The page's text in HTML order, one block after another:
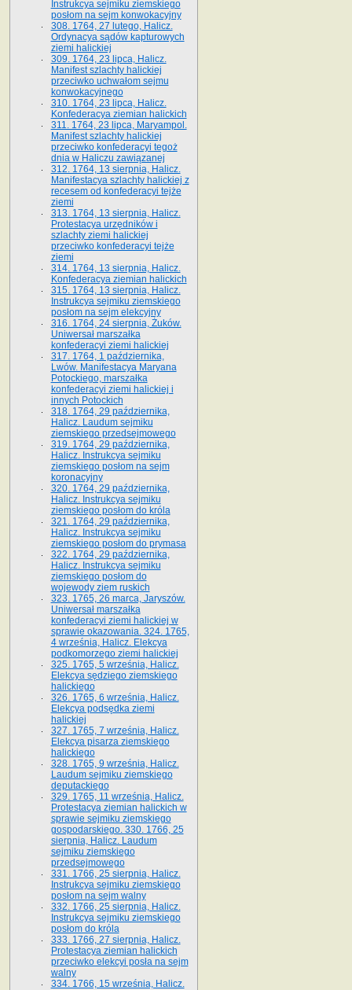
Instrukcya sejmiku ziemskiego
posłom na sejm konwokacyjny
308. 1764, 27 lutego, Halicz.
Ordynacya sądów kapturowych
ziemi halickiej
309. 1764, 23 lipca, Halicz.
Manifest szlachty halickiej
przeciwko uchwałom sejmu
konwokacyjnego
310. 1764, 23 lipca, Halicz.
Konfederacya ziemian halickich
311. 1764, 23 lipca, Maryampol.
Manifest szlachty halickiej
przeciwko konfederacyi tegoż
dnia w Haliczu zawiązanej
312. 1764, 13 sierpnia, Halicz.
Manifestacya szlachty halickiej z
recesem od konfederacyi tejże
ziemi
313. 1764, 13 sierpnia, Halicz.
Protestacya urzędników i
szlachty ziemi halickiej
przeciwko konfederacyi tejże
ziemi
314. 1764, 13 sierpnia, Halicz.
Konfederacya ziemian halickich
315. 1764, 13 sierpnia, Halicz.
Instrukcya sejmiku ziemskiego
posłom na sejm elekcyjny
316. 1764, 24 sierpnia, Żuków.
Uniwersał marszałka
konfederacyi ziemi halickiej
317. 1764, 1 października,
Lwów. Manifestacya Maryana
Potockiego, marszałka
konfederacyi ziemi halickiej i
innych Potockich
318. 1764, 29 października,
Halicz. Laudum sejmiku
ziemskiego przedsejmowego
319. 1764, 29 października,
Halicz. Instrukcya sejmiku
ziemskiego posłom na sejm
koronacyjny
320. 1764, 29 października,
Halicz. Instrukcya sejmiku
ziemskiego posłom do króla
321. 1764, 29 października,
Halicz. Instrukcya sejmiku
ziemskiego posłom do prymasa
322. 1764, 29 października,
Halicz. Instrukcya sejmiku
ziemskiego posłom do
wojewody ziem ruskich
323. 1765, 26 marca, Jaryszów.
Uniwersał marszałka
konfederacyi ziemi halickiej w
sprawie okazowania. 324. 1765,
4 września, Halicz. Elekcya
podkomorzego ziemi halickiej
325. 1765, 5 września, Halicz.
Elekcya sędziego ziemskiego
halickiego
326. 1765, 6 września, Halicz.
Elekcya podsędka ziemi
halickiej
327. 1765, 7 września, Halicz.
Elekcya pisarza ziemskiego
halickiego
328. 1765, 9 września, Halicz.
Laudum sejmiku ziemskiego
deputackiego
329. 1765, 11 września, Halicz.
Protestacya ziemian halickich w
sprawie sejmiku ziemskiego
gospodarskiego. 330. 1766, 25
sierpnia, Halicz. Laudum
sejmiku ziemskiego
przedsejmowego
331. 1766, 25 sierpnia, Halicz.
Instrukcya sejmiku ziemskiego
posłom na sejm walny
332. 1766, 25 sierpnia, Halicz.
Instrukcya sejmiku ziemskiego
posłom do króla
333. 1766, 27 sierpnia, Halicz.
Protestacya ziemian halickich
przeciwko elekcyi posła na sejm
walny
334. 1766, 15 września, Halicz.